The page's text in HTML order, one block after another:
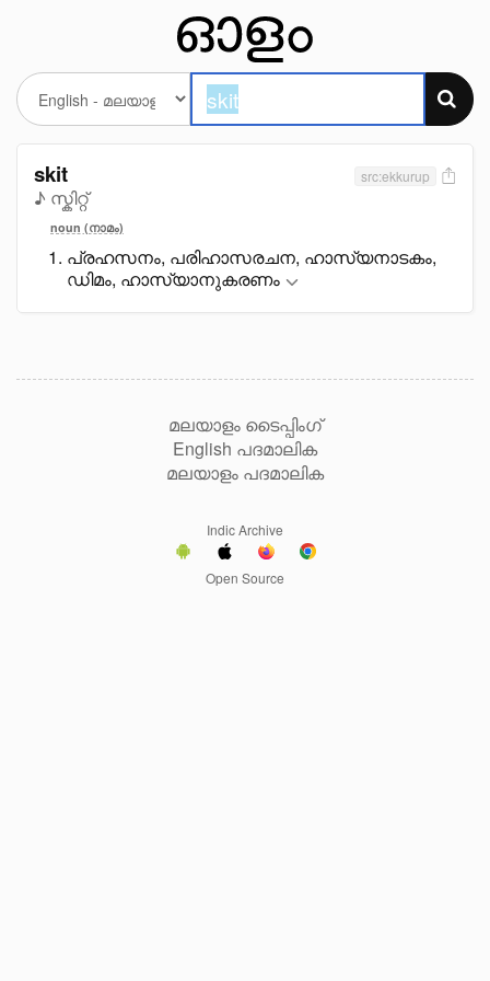
skit
♪ സ്കിറ്റ്
src:ekkurup
noun (നാമം)
പ്രഹസനം, പരിഹാസരചന, ഹാസ്യനാടകം,
ഡിമം, ഹാസ്യാനുകരണം
മലയാളം ടൈപ്പിംഗ്
English പദമാലിക
മലയാളം പദമാലിക
Indic Archive
Open Source